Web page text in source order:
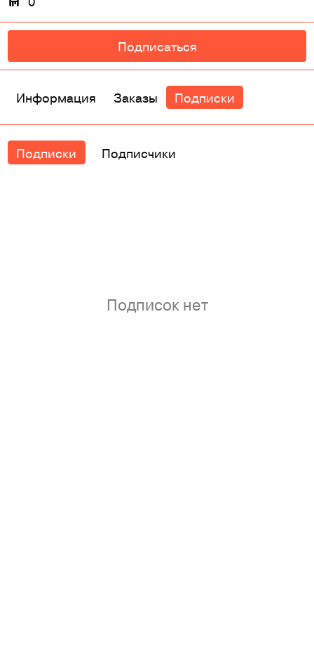
Подписаться
Информация Заказы Подписки
Подписки Подписчики
Подписок нет